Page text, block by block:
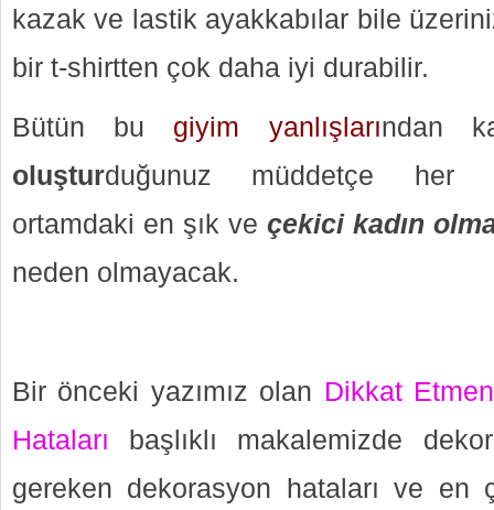
kazak ve lastik ayakkabılar bile
bir t-shirtten çok daha iyi durabilir.
Bütün bu giyim yanlışlarından
oluşturduğunuz müddetçe her
ortamdaki en şık ve çekici kadın
neden olmayacak.
Bir önceki yazımız olan Dikkat
Hataları başlıklı makalemizde
gereken dekorasyon hataları ve en